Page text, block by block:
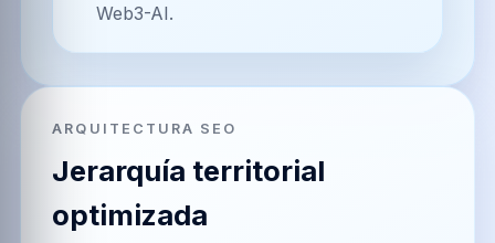
Web3-AI.
ARQUITECTURA SEO
Jerarquía territorial
optimizada